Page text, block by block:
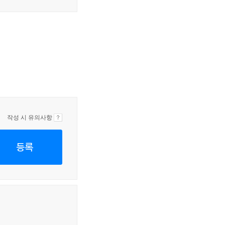
작성 시 유의사항
등록